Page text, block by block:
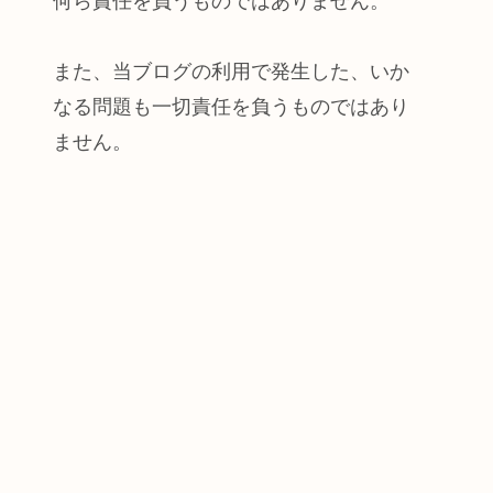
また、当ブログの利用で発生した、いか
なる問題も一切責任を負うものではあり
ません。